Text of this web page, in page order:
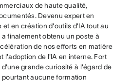
de haute qualité,
Devenu expert en
en création d'outils d'IA tout au
finalement obtenu un poste à
de nos efforts en matière
l'adoption de l'IA en interne. Fort
grande curiosité à l'égard de
aucune formation